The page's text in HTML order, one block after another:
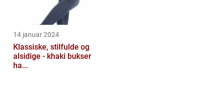
14 januar 2024
Klassiske, stilfulde og
alsidige - khaki bukser
ha...